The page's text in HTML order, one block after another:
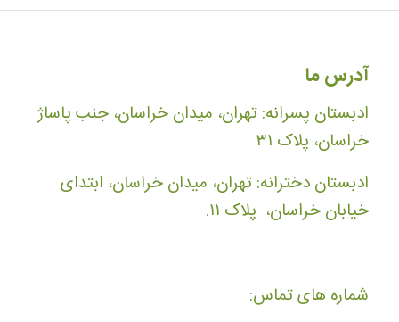
آدرس ما
ادبستان پسرانه: تهران، میدان خراسان، جنب پاساژ
خراسان، پلاک ۳۱
ادبستان دخترانه: تهران، میدان خراسان، ابتدای
خیابان خراسان، پلاک ۱۱.
شماره های تماس: